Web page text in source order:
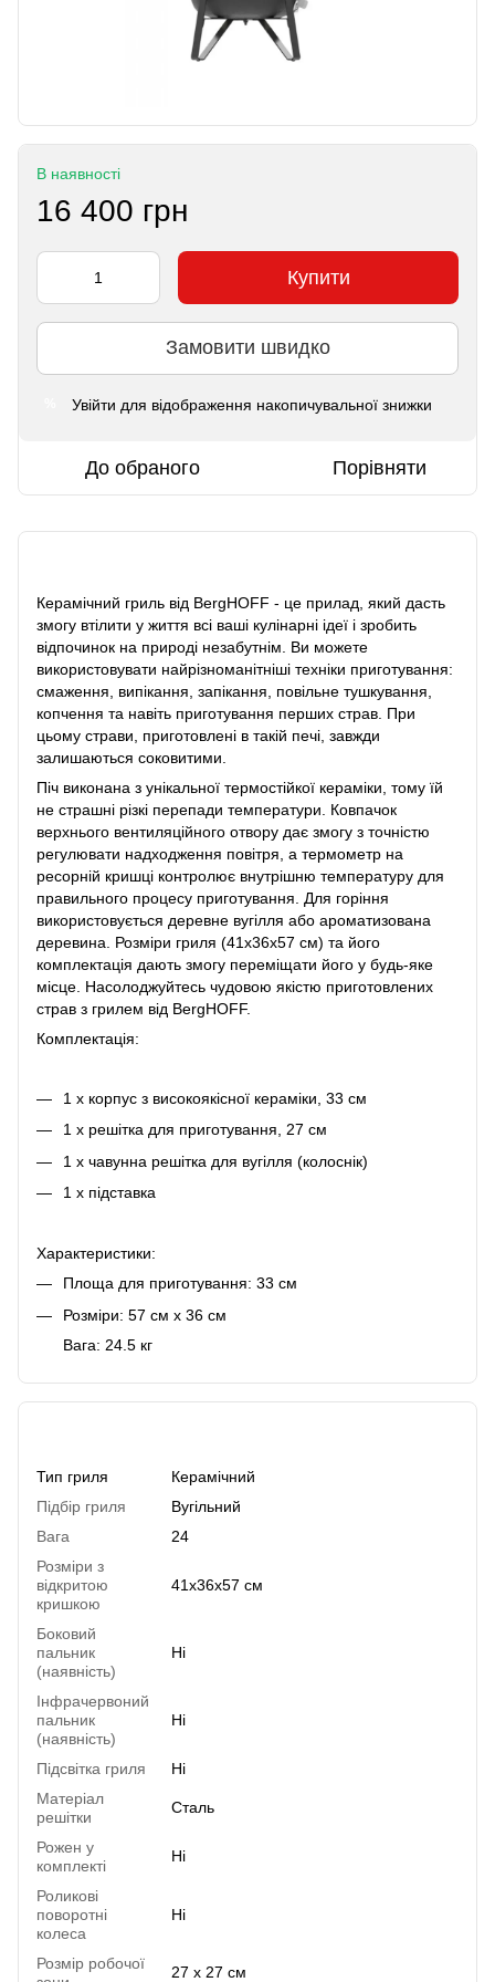
В наявності
16 400 грн
Купити
Замовити швидко
Увійти для відображення накопичувальної знижки
До обраного Порівняти
Керамічний гриль від BergHOFF - це прилад, який дасть
змогу втілити у життя всі ваші кулінарні ідеї і зробить
відпочинок на природі незабутнім. Ви можете
використовувати найрізноманітніші техніки приготування:
смаження, випікання, запікання, повільне тушкування,
копчення та навіть приготування перших страв. При
цьому страви, приготовлені в такій печі, завжди
залишаються соковитими.
Піч виконана з унікальної термостійкої кераміки, тому їй
не страшні різкі перепади температури. Ковпачок
верхнього вентиляційного отвору дає змогу з точністю
регулювати надходження повітря, а термометр на
ресорній кришці контролює внутрішню температуру для
правильного процесу приготування. Для горіння
використовується деревне вугілля або ароматизована
деревина. Розміри гриля (41х36х57 см) та його
комплектація дають змогу переміщати його у будь-яке
місце. Насолоджуйтесь чудовою якістю приготовлених
страв з грилем від BergHOFF.
Комплектація:
1 х корпус з високоякісної кераміки, 33 см
1 х решітка для приготування, 27 см
1 х чавунна решітка для вугілля (колоснік)
1 х підставка
Характеристики:
Площа для приготування: 33 см
Розміри: 57 см x 36 см
Вага: 24.5 кг
Тип гриля
Керамічний
Підбір гриля
Вугільний
Вага
24
Розміри з
відкритою
кришкою
41х36х57 см
Боковий
пальник
(наявність)
Ні
Інфрачервоний
пальник
(наявність)
Ні
Підсвітка гриля
Ні
Матеріал
решітки
Сталь
Рожен у
комплекті
Ні
Роликові
поворотні
колеса
Ні
Розмір робочої
27 x 27 см